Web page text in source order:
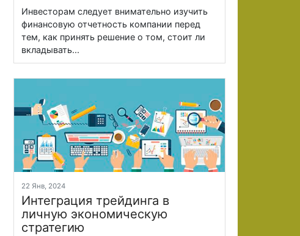
Инвесторам следует внимательно изучить
финансовую отчетность компании перед
тем, как принять решение о том, стоит ли
вкладывать...
22 Янв, 2024
Интеграция трейдинга в
личную экономическую
стратегию